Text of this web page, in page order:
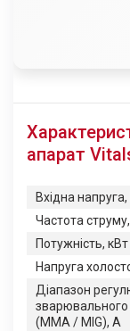
апарат
Вхідна напруга,
Частота
Потужність, кВт
Напруга
Діапазон
зварювального
(ММА / MIG), А